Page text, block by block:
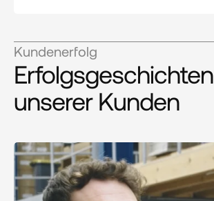
Kundenerfolg
Erfolgsgeschichten
unserer Kunden